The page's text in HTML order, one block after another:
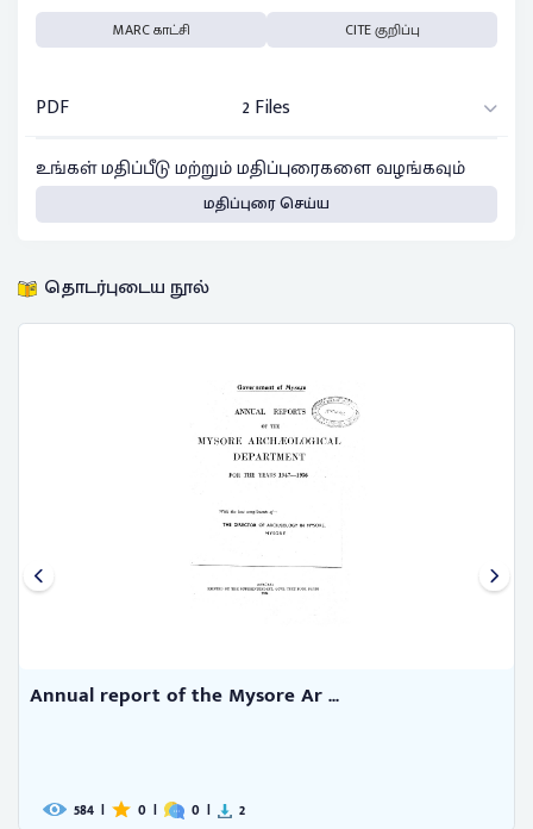
MARC காட்சி CITE குறிப்பு
PDF
2 Files
உங்கள் மதிப்பீடு மற்றும் மதிப்புரைகளை வழங்கவும்
மதிப்புரை செய்ய
தொடர்புடைய நூல்
Annual report of the Mysore Ar ...
584 | 0 | 0 | 2